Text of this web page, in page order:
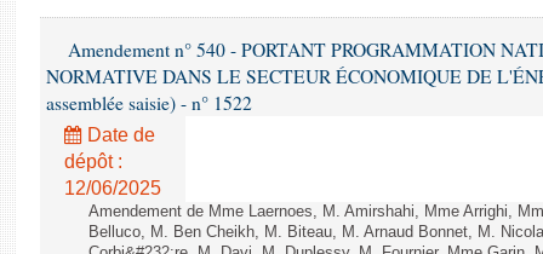
Amendement n° 540 - PORTANT PROGRAMMATION
NORMATIVE DANS LE SECTEUR ÉCONOMIQUE DE
assemblée saisie) - n° 1522
Date de
dépôt :
12/06/2025
Amendement de Mme Laernoes, M. Amirshahi, Mme Arrighi,
Belluco, M. Ben Cheikh, M. Biteau, M. Arnaud Bonnet, M.